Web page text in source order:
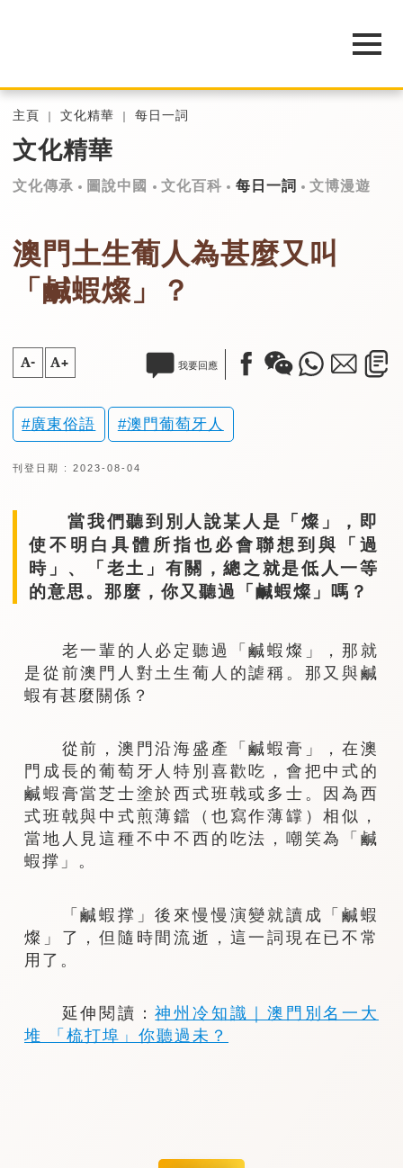
主頁 文化精華 每日一詞
文化精華
文化傳承 圖說中國 文化百科 每日一詞 文博漫遊
澳門土生葡人為甚麼又叫
「鹹蝦燦」？
A- A+ 我要回應
廣東俗語 澳門葡萄牙人
刊登日期 : 2023-08-04
當我們聽到別人說某人是「燦」，即
使不明白具體所指也必會聯想到與「過
時」、「老土」有關，總之就是低人一等
的意思。那麼，你又聽過「鹹蝦燦」嗎？
老一輩的人必定聽過「鹹蝦燦」，那就
是從前澳門人對土生葡人的謔稱。那又與鹹
蝦有甚麼關係？
從前，澳門沿海盛產「鹹蝦膏」，在澳
門成長的葡萄牙人特別喜歡吃，會把中式的
鹹蝦膏當芝士塗於西式班戟或多士。因為西
式班戟與中式煎薄鐺（也寫作薄罉）相似，
當地人見這種不中不西的吃法，嘲笑為「鹹
蝦撑」。
「鹹蝦撑」後來慢慢演變就讀成「鹹蝦
燦」了，但隨時間流逝，這一詞現在已不常
用了。
延伸閱讀：神州冷知識｜澳門別名一大
堆 「梳打埠」你聽過未？